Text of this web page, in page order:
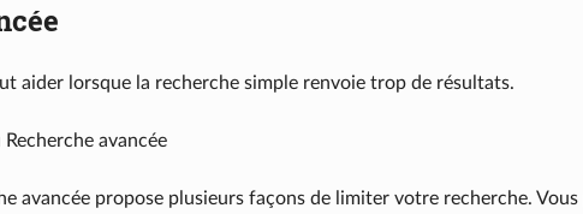
aider lorsque la recherche simple renvoie trop de résultats.
avancée
avancée propose plusieurs façons de limiter votre recherche.